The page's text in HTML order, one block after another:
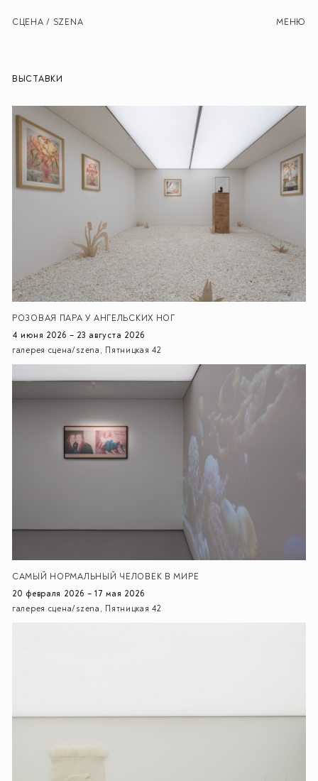
СЦЕНА / SZENA МЕНЮ
ВЫСТАВКИ
РОЗОВАЯ ПАРА У АНГЕЛЬСКИХ НОГ
4 июня 2026 – 23 августа 2026
галерея сцена/szena, Пятницкая 42
CАМЫЙ НОРМАЛЬНЫЙ ЧЕЛОВЕК В МИРЕ
20 февраля 2026 – 17 мая 2026
галерея сцена/szena, Пятницкая 42